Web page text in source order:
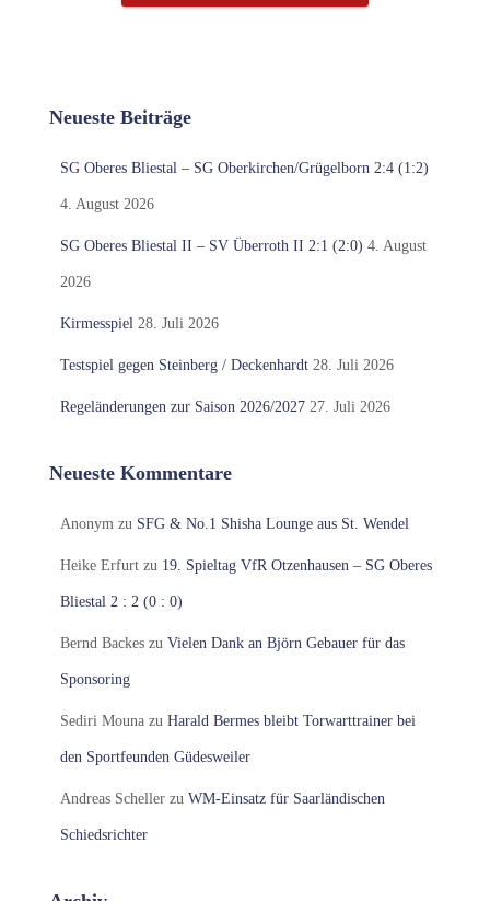
Neueste Beiträge
SG Oberes Bliestal – SG Oberkirchen/Grügelborn 2:4 (1:2)
4. August 2026
SG Oberes Bliestal II – SV Überroth II 2:1 (2:0) 4. August
2026
Kirmesspiel 28. Juli 2026
Testspiel gegen Steinberg / Deckenhardt 28. Juli 2026
Regeländerungen zur Saison 2026/2027 27. Juli 2026
Neueste Kommentare
Anonym zu SFG & No.1 Shisha Lounge aus St. Wendel
Heike Erfurt zu 19. Spieltag VfR Otzenhausen – SG Oberes
Bliestal 2 : 2 (0 : 0)
Bernd Backes zu Vielen Dank an Björn Gebauer für das
Sponsoring
Sediri Mouna zu Harald Bermes bleibt Torwarttrainer bei
den Sportfeunden Güdesweiler
Andreas Scheller zu WM-Einsatz für Saarländischen
Schiedsrichter